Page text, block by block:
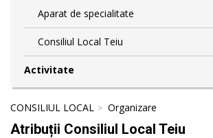
Aparat de specialitate
Consiliul Local Teiu
Activitate
CONSILIUL LOCAL Organizare
Atribuții Consiliul Local Teiu